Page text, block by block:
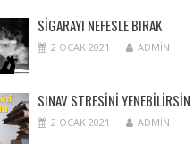
SIGARAYI NEFESLE BIRAK
2 OCAK 2021 ADMIN
SINAV STRESINI YENEBILIRSIN
2 OCAK 2021 ADMIN